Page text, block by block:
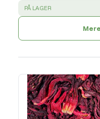
SUCCESS
PÅ LAGER